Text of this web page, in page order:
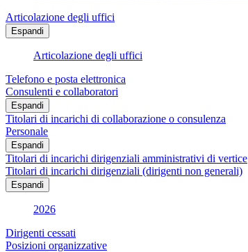
Articolazione degli uffici
Espandi
Articolazione degli uffici
Telefono e posta elettronica
Consulenti e collaboratori
Espandi
Titolari di incarichi di collaborazione o consulenza
Personale
Espandi
Titolari di incarichi dirigenziali amministrativi di vertice
Titolari di incarichi dirigenziali (dirigenti non generali)
Espandi
2026
Dirigenti cessati
Posizioni organizzative